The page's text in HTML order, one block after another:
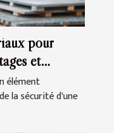
pour
et
élément
la sécurité d'une